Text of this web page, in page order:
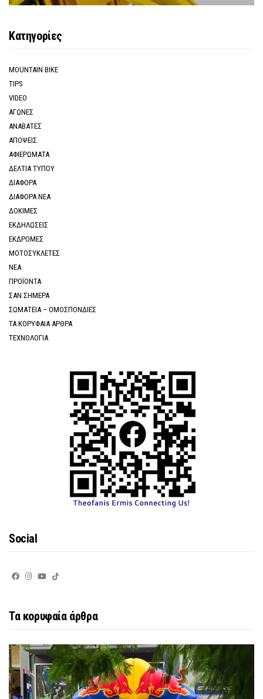
Κατηγορίες
MOUNTAIN BIKE
TIPS
VIDEO
ΑΓΩΝΕΣ
ΑΝΑΒΑΤΕΣ
ΑΠΟΨΕΙΣ
ΑΦΙΕΡΩΜΑΤΑ
ΔΕΛΤΙΑ ΤΥΠΟΥ
ΔΙΑΦΟΡΑ
ΔΙΑΦΟΡΑ ΝΕΑ
ΔΟΚΙΜΕΣ
ΕΚΔΗΛΩΣΕΙΣ
ΕΚΔΡΟΜΕΣ
ΜΟΤΟΣΥΚΛΕΤΕΣ
ΝΕΑ
ΠΡΟΪΟΝΤΑ
ΣΑΝ ΣΗΜΕΡΑ
ΣΩΜΑΤΕΙΑ – ΟΜΟΣΠΟΝΔΙΕΣ
ΤΑ ΚΟΡΥΦΑΙΑ ΑΡΘΡΑ
ΤΕΧΝΟΛΟΓΙΑ
Social
Τα κορυφαία άρθρα